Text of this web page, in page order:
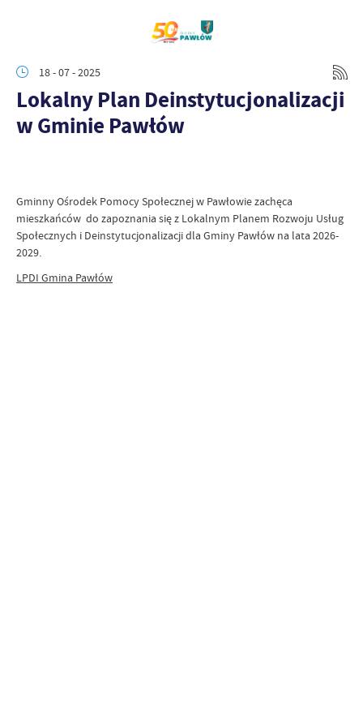
18 - 07 - 2025
Lokalny Plan Deinstytucjonalizacji
w Gminie Pawłów
Gminny Ośrodek Pomocy Społecznej w Pawłowie zachęca
mieszkańców do zapoznania się z Lokalnym Planem Rozwoju Usług
Społecznych i Deinstytucjonalizacji dla Gminy Pawłów na lata 2026-
2029.
LPDI Gmina Pawłów